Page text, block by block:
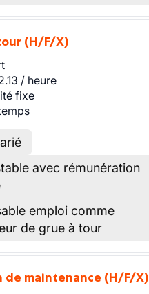
(H/F/X)
/ heure
fixe
avec rémunération
emploi comme
de grue à tour
de maintenance (H/F/X)